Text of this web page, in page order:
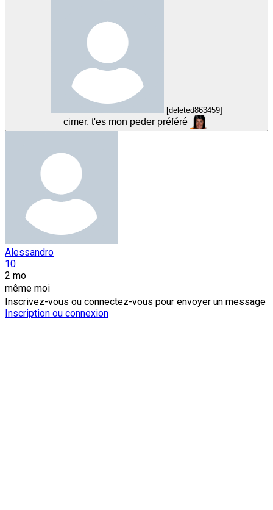
[deleted863459]
cimer, t'es mon peder préféré
Alessandro
10
2 mo
même moi
Inscrivez-vous ou connectez-vous pour envoyer un message
Inscription ou connexion